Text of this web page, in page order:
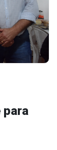
para